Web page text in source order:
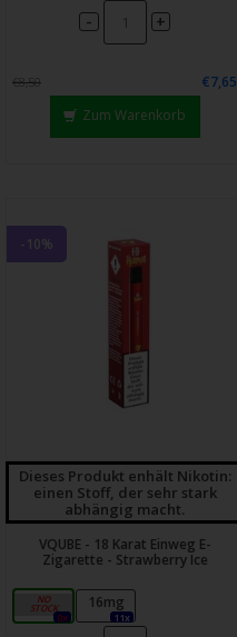
- +
€8,50
€7,65
Zum Warenkorb
-10%
Dieses Produkt enhält Nikotin:
einen Stoff, der sehr stark
abhängig macht.
VQUBE - 18 Karat Einweg E-
Zigarette - Strawberry Ice
0mg
0x
16mg
11x